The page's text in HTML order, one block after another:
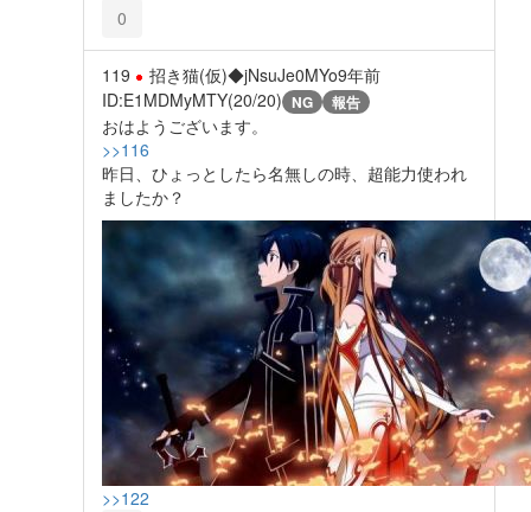
0
119 招き猫(仮)◆jNsuJe0MYo9年前
ID:E1MDMyMTY(20/20) NG 報告
おはようございます。
>>116
昨日、ひょっとしたら名無しの時、超能力使われ
ましたか？
>>122